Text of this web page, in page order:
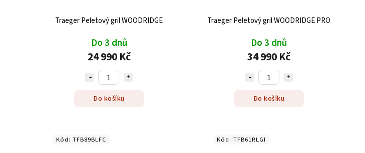
Traeger Peletový gril WOODRIDGE
Do 3 dnů
24 990 Kč
Do košíku
Traeger Peletový gril WOODRIDGE PRO
Do 3 dnů
34 990 Kč
Do košíku
Kód: TFB89BLFC Kód:TFB61RLGI